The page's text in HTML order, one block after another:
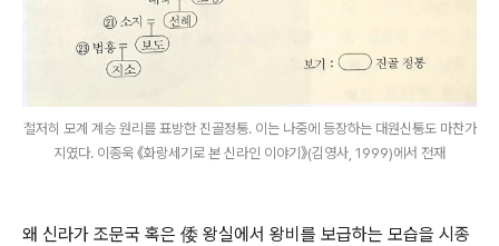
철저히 모계 계승 원리를 표방한 진골정통. 이는 나중에 등장하는 대원신통도 마찬가
지였다. 이종욱 《화랑세기로 본 신라인 이야기》(김영사, 1999)에서 전재
왜 신라가 조문국 혹은 倭 왕실에서 왕비를 보급하는 모습을 시종